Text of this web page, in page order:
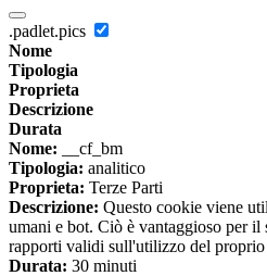
.padlet.pics
Nome
Tipologia
Proprieta
Descrizione
Durata
Nome: __cf_bm
Tipologia: analitico
Proprieta: Terze Parti
Descrizione: Questo cookie viene
umani e bot. Ciò è vantaggioso per
rapporti validi sull'utilizzo del proprio
Durata: 30 minuti